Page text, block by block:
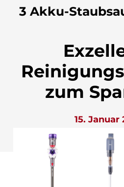
3 Akku-
zum
15. Januar